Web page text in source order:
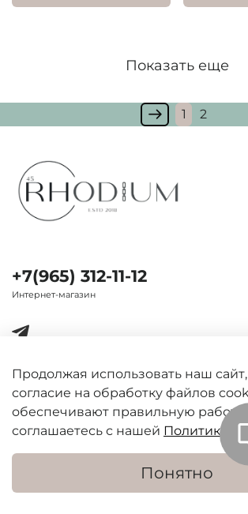
Показать еще
1 2
Важная информация
+7(965) 312-11-12
Интернет-магазин
Продолжая использовать наш
согласие на обработку файлов
обеспечивают правильную работу
соглашаетесь с нашей Политикой
Понятно